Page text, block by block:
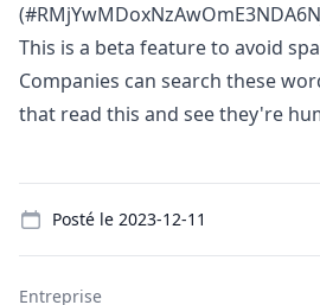
This is a beta feature to avoid
Companies can search these
that read this and see they're
Posté le 2023-12-11
Entreprise